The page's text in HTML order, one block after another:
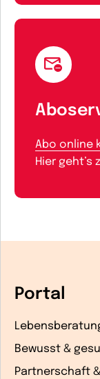
Abo online
Hier geht’s
Portal
Bewusst &
Partnerschaft